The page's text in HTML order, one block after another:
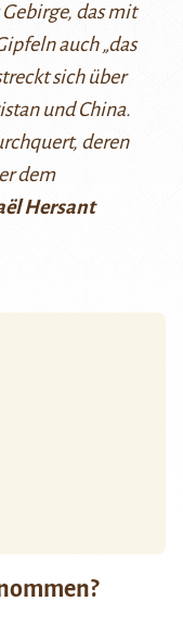
das mit
auch „das
sich über
und China.
deren
dem
Hersant